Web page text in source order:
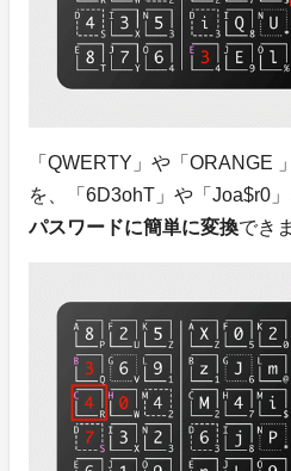
「QWERTY」や「ORANGE
を、「6D3ohT」や「Joa$r0
パスワードに簡単に変換でき